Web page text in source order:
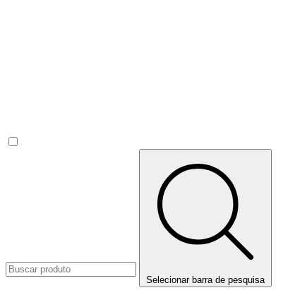
Selecionar barra de pesquisa